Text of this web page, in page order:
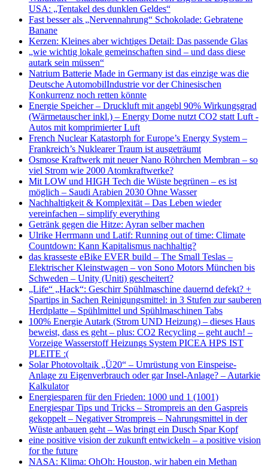
USA: „Tentakel des dunklen Geldes“
Fast besser als „Nervennahrung“ Schokolade: Gebratene
Banane
Kerzen: Kleines aber wichtiges Detail: Das passende Glas
„wie wichtig lokale gemeinschaften sind – und dass diese
autark sein müssen“
Natrium Batterie Made in Germany ist das einzige was die
Deutsche AutomobilIndustrie vor der Chinesischen
Konkurrenz noch retten könnte
Energie Speicher – Druckluft mit angebl 90% Wirkungsgrad
(Wärmetauscher inkl.) – Energy Dome nutzt CO2 statt Luft -
Autos mit komprimierter Luft
French Nuclear Katastorph for Europe’s Energy System –
Frankreich’s Nuklearer Traum ist ausgeträumt
Osmose Kraftwerk mit neuer Nano Röhrchen Membran – so
viel Strom wie 2000 Atomkraftwerke?
Mit LOW und HIGH Tech die Wüste begrünen – es ist
möglich – Saudi Arabien 2030 Ohne Wasser
Nachhaltigkeit & Komplexität – Das Leben wieder
vereinfachen – simplify everything
Getränk gegen die Hitze: Ayran selber machen
Ulrike Herrmann und Latif: Running out of time: Climate
Countdown: Kann Kapitalismus nachhaltig?
das krasseste eBike EVER build – The Small Teslas –
Elektrischer Kleinstwagen – von Sono Motors München bis
Schweden – Unity (Uniti) gescheitert?
„Life“ „Hack“: Geschirr Spühlmaschine dauernd defekt? +
Spartips in Sachen Reinigungsmittel: in 3 Stufen zur sauberen
Herdplatte – Spühlmittel und Spühlmaschinen Tabs
100% Energie Autark (Strom UND Heizung) – dieses Haus
beweist, dass es geht – plus: CO2 Recycling – geht auch! –
Vorzeige Wasserstoff Heizungs System PICEA HPS IST
PLEITE :(
Solar Photovoltaik „Ü20“ – Umrüstung von Einspeise-
Anlage zu Eigenverbrauch oder gar Insel-Anlage? – Autarkie
Kalkulator
Energiesparen für den Frieden: 1000 und 1 (1001)
Energiespar Tips und Tricks – Strompreis an den Gaspreis
gekoppelt – Negativer Strompreis – Nahrungsmittel in der
Wüste anbauen geht – Was bringt ein Dusch Spar Kopf
eine positive vision der zukunft entwickeln – a positive vision
for the future
NASA: Klima: OhOh: Houston, wir haben ein Methan